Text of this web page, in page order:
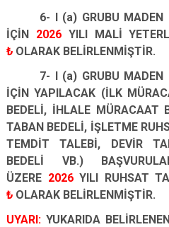
6- I (a) GRUBU MADEN
İÇİN 2026YILI MALİ
₺ OLARAK BELİRLENMİŞTİR.
7- I (a) GRUBU MADEN
İÇİN YAPILACAK (İLK
BEDELİ, İHLALE MÜRACAAT
TABAN BEDELİ, İŞLETME
TEMDİT TALEBİ, DEVİR
BEDELİ VB.)
ÜZERE 2026 YILI RUHSAT
₺ OLARAK BELİRLENMİŞTİR.
UYARI: YUKARIDA